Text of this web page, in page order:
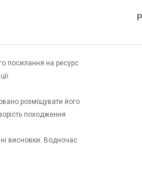
посилання на ресурс
розміщувати його
походження
висновки. Водночас